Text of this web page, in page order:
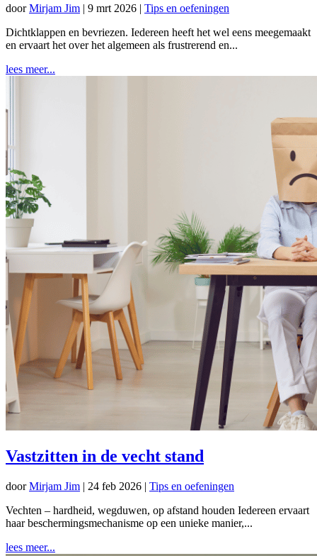
doorMirjam Jim | 9 mrt 2026 | Tips en oefeningen
Dichtklappen en bevriezen. Iedereen heeft het wel eens meegemaakt
en ervaart het over het algemeen als frustrerend en...
lees meer...
Vastzitten in de vecht stand
doorMirjam Jim | 24 feb 2026 | Tips en oefeningen
Vechten – hardheid, wegduwen, op afstand houden Iedereen ervaart
haar beschermingsmechanisme op een unieke manier,...
lees meer...